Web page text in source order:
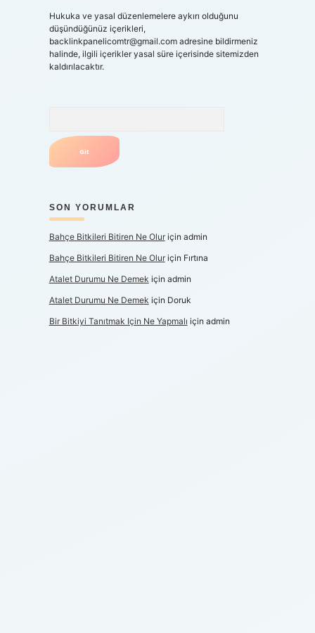
Hukuka ve yasal düzenlemelere aykırı olduğunu
düşündüğünüz içerikleri,
backlinkpanelicomtr@gmail.comadresine bildirmeniz
halinde, ilgili içerikler yasal süre içerisinde sitemizden
kaldırılacaktır.
SON YORUMLAR
Bahçe Bitkileri Bitiren Ne Oluriçin admin
Bahçe Bitkileri Bitiren Ne Oluriçin Fırtına
Atalet Durumu Ne Demek için admin
Atalet Durumu Ne Demek için Doruk
Bir Bitkiyi Tanıtmak Için Ne Yapmalı için admin